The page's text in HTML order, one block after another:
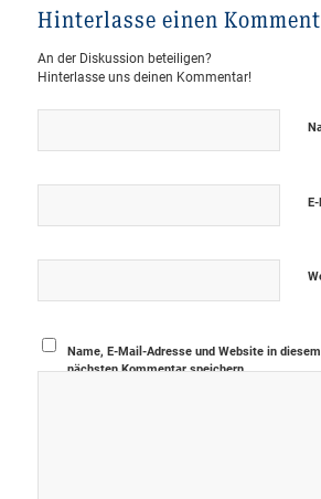
Hinterlasse einen
An der Diskussion beteiligen?
Hinterlasse uns deinen Kommentar!
Name, E-Mail-Adresse und Website in
nächsten Kommentar speichern.